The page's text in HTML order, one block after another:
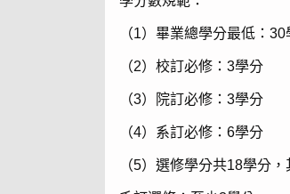
（1）畢業總學分最低：30
（2）校訂必修：3學分
（3）院訂必修：3學分
（4）系訂必修：6學分
（5）選修學分共18學分，